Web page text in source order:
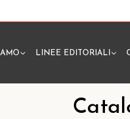
LINEE EDITORIALI